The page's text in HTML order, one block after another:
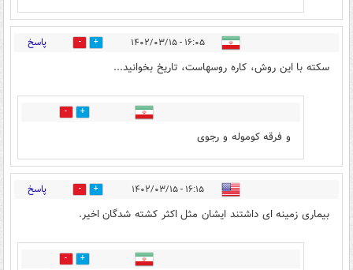
۱۶:۰۵ - ۱۴۰۲/۰۳/۱۵ 5 پاسخ
سکته با این روش، کاره روسهاست، تاریخ بخوانید...
0
و فرقه کوموله و رجوی
۱۶:۱۵ - ۱۴۰۲/۰۳/۱۵ 6 پاسخ
بیماری زمینه ای داشتند ایشان مثل اکثر کشته شدگان اخیر.
0